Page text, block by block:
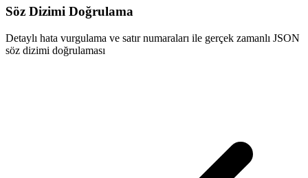
Söz Dizimi Doğrulama
Detaylı hata vurgulama ve satır numaraları ile gerçek zamanlı JSON
söz dizimi doğrulaması